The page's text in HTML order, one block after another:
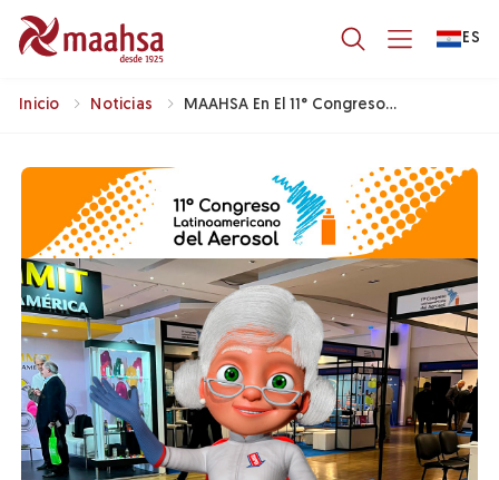
ES
Inicio Noticias
MAAHSA En El 11° Congreso